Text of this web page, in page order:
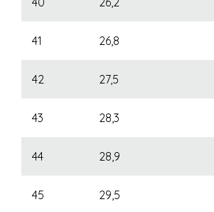
41 26,8
42 27,5
43 28,3
44 28,9
45 29,5